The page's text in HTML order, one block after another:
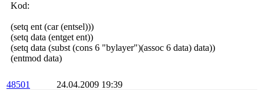
Kod:
(setq ent (car (entsel)))
(setq data (entget ent))
(setq data (subst (cons 6 "bylayer")(assoc 6 data) data))
(entmod data)
48501
24.04.2009 19:39